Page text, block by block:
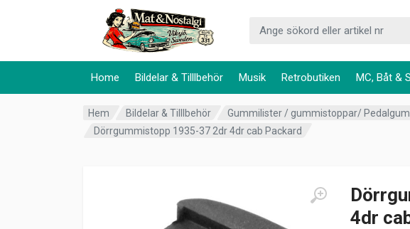
Home Bildelar & Tilllbehör Musik Retrobutiken MC, Båt &
Hem Bildelar & Tilllbehör Gummilister / gummistoppar/
Dörrgummistopp 1935-37 2dr 4dr cab Packard
4dr